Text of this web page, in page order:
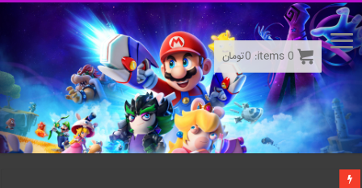
0
items:
0تومان